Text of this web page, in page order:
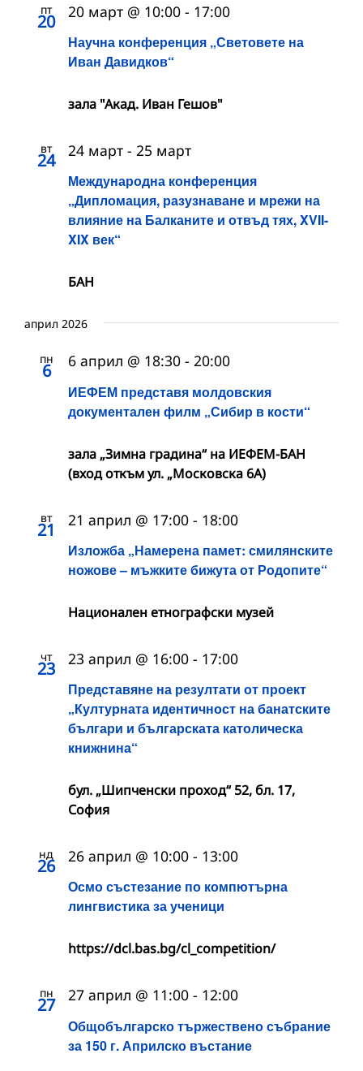
пт
20
Научна конференция „Световете на
Иван Давидков“
20 март @ 10:00 - 17:00
зала "Акад. Иван Гешов"
вт
24
Международна конференция
„Дипломация, разузнаване и мрежи на
влияние на Балканите и отвъд тях, XVII-
XIX век“
24 март - 25 март
БАН
април 2026
пн
6
ИЕФЕМ представя молдовския
документален филм „Сибир в кости“
6 април @ 18:30 - 20:00
зала „Зимна градина“ на ИЕФЕМ-БАН
(вход откъм ул. „Московска 6А)
вт
21
Изложба „Намерена памет: смилянските
ножове – мъжките бижута от Родопите“
21 април @ 17:00 - 18:00
Национален етнографски музей
чт
23
Представяне на резултати от проект
„Културната идентичност на банатските
българи и българската католическа
книжнина“
23 април @ 16:00 - 17:00
бул. „Шипченски проход“ 52, бл. 17,
София
нд
26
Осмо състезание по компютърна
лингвистика за ученици
26 април @ 10:00 - 13:00
https://dcl.bas.bg/cl_competition/
пн
27
Общобългарско тържествено събрание
за 150 г. Априлско въстание
27 април @ 11:00 - 12:00